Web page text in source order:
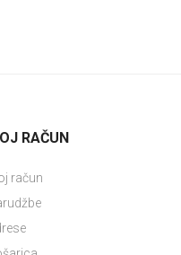
RAČUN
račun